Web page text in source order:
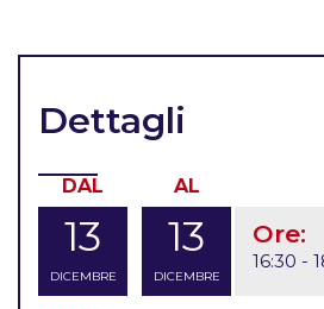
Dettagli
DAL
13
DICEMBRE
AL
13
DICEMBRE
Ore:
16:30 -